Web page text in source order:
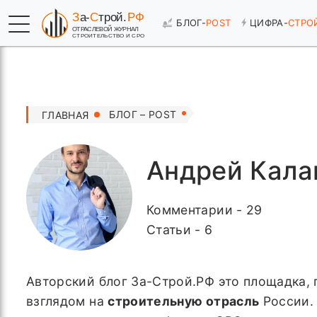
БЛОГ-POST ЦИФРА-
ГЛАВНАЯ БЛОГ – POST
Андрей
Комментарии - 29
Статьи - 6
Авторский блог За-Строй.РФ это площадка,
взглядом настроительную отрасль